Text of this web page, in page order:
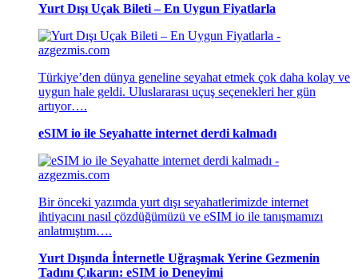
Yurt Dışı Uçak Bileti – En Uygun Fiyatlarla
Türkiye’den dünya geneline seyahat etmek çok daha kolay ve
uygun hale geldi. Uluslararası uçuş seçenekleri her gün
artıyor….
eSIM io ile Seyahatte internet derdi kalmadı
Bir önceki yazımda yurt dışı seyahatlerimizde internet
ihtiyacını nasıl çözdüğümüzü ve eSIM io ile tanışmamızı
anlatmıştım….
Yurt Dışında İnternetle Uğraşmak Yerine Gezmenin
Tadını Çıkarın: eSIM io Deneyimi